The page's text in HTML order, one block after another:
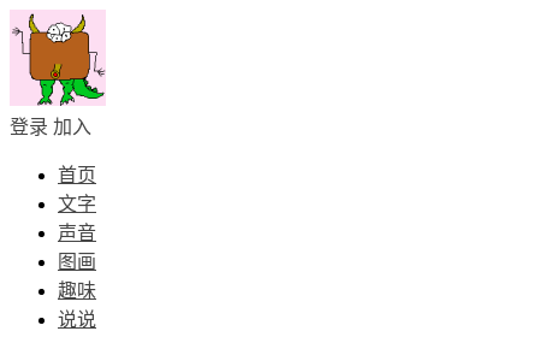
登录 加入
首页
文字
声音
图画
趣味
说说